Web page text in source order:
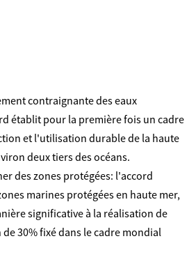
contraignante des eaux
établit pour la première fois un cadre
et l'utilisation durable de la haute
deux tiers des océans.
des zones protégées: l'accord
marines protégées en haute mer,
significative à la réalisation de
30% fixé dans le cadre mondial